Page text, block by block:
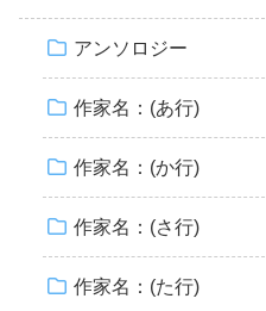
アンソロジー
作家名：(あ行)
作家名：(か行)
作家名：(さ行)
作家名：(た行)